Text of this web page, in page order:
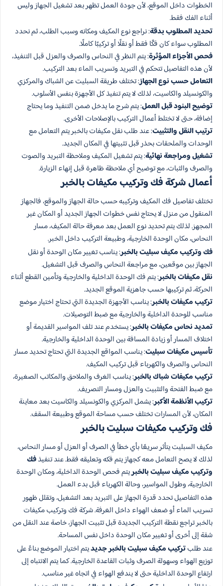
الخطوات داخل الموقع، لأن جودة العمل تظهر بعد تشغيل الجهاز وليس
أثناء الفك فقط.
تحديد المطلوب بدقة: نراجع نوع المكيف ومكانه وسبب الطلب، ثم نحدد
المطلوب سواء كان فكًا فقط أو نقلًا أو تركيبًا كاملًا.
فحص الأجزاء المؤثرة: يتم النظر في النحاس والصرف والعزل قبل التنفيذ،
لأن هذه التفاصيل تتحكم في التبريد وتسريب الماء بعد التركيب.
التعامل حسب نوع الجهاز: تختلف طريقة السبليت عن الشباك والمركزي
والكونسيلد والكاسيت، لذلك لا يتم تنفيذ كل الأجهزة بنفس الأسلوب.
توضيح البنود قبل العمل: يتم شرح ما يدخل ضمن التنفيذ وما يحتاج
إضافة، حتى لا تختلط أعمال التركيب بالإصلاحات الأخرى.
ترتيب النقل والتثبيت: عند طلب نقل مكيفات بالخبر يتم التعامل مع
الوحدات والملحقات بحذر قبل تثبيتها في المكان الجديد.
تشغيل ومراجعة نهائية: يتم تشغيل المكيف وملاحظة التبريد والصوت
والصرف والثبات، مع توضيح أي ملاحظة ظاهرة قبل إنهاء الزيارة.
أعمال شركة فك وتركيب مكيفات بالخبر
تختلف تفاصيل فك المكيف وتركيبه حسب حالة الجهاز والموقع، فالجهاز
المنقول من منزل لا يحتاج نفس خطوات الجهاز الجديد أو المكان غير
المجهز. لذلك يتم تحديد نوع العمل بعد معرفة حالة المكيف، مسار
النحاس، مكان الوحدة الخارجية، وطبيعة التركيب داخل الخبر.
فك وتركيب مكيف سبليت بالخبر: يناسب تغيير مكان الوحدة أو نقل
الجهاز بين موقعين، مع مراجعة النحاس والصرف قبل التشغيل.
نقل مكيفات بالخبر: يتم فك الوحدة الداخلية والخارجية وتأمين القطع أثناء
الحركة، ثم تركيبها حسب جاهزية الموقع الجديد.
تركيب مكيفات بالخبر: يناسب الأجهزة الجديدة التي تحتاج اختيار موضع
مناسب للوحدة الداخلية والخارجية مع ضبط التوصيلات.
تمديد نحاس مكيفات بالخبر: يستخدم عند تلف المواسير القديمة أو
اختلاف المسار أو زيادة المسافة بين الوحدة الداخلية والخارجية.
تأسيس مكيفات سبليت: يناسب المواقع الجديدة التي تحتاج تحديد مسار
النحاس والصرف والكهرباء قبل تركيب المكيف.
تركيب مكيفات شباك بالخبر: يناسب الغرف والملاحق والمكاتب الصغيرة،
مع ضبط الفتحة والتثبيت والعزل ومسار التصريف.
تركيب الأنظمة الأكبر: يشمل المركزي والكونسيلد والكاسيت بعد معاينة
المكان، لأن المسارات تختلف حسب مساحة الموقع وطبيعة السقف.
فك وتركيب مكيفات سبليت بالخبر
مكيف السبليت يتأثر سريعًا بأي خطأ في الصرف أو العزل أو مسار النحاس،
لذلك لا يصح التعامل معه كجهاز يتم فكه وتعليقه فقط. عند تنفيذفك
وتركيب مكيف سبليت بالخبريتم فحص الوحدة الداخلية، ومكان الوحدة
الخارجية، وطول المواسير، وحالة الكهرباء قبل بدء العمل.
هذه التفاصيل تحدد قدرة الجهاز على التبريد بعد التشغيل، وتقلل ظهور
تسريب الماء أو ضعف الهواء داخل الغرفة. شركة فك وتركيب مكيفات
بالخبر تراجع نقطة التركيب الجديدة قبل تثبيت الجهاز، خاصة عند النقل من
شقة إلى أخرى أو تغيير مكان الوحدة داخل نفس المساحة.
عند طلبتركيب مكيف سبليت بالخبر جديديتم اختيار الموضع بناءً على
توزيع الهواء وسهولة الصرف وثبات القاعدة الخارجية. كما يتم الانتباه إلى
ارتفاع الوحدة الداخلية حتى لا يندفع الهواء في اتجاه غير مناسب.